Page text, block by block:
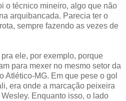
o técnico mineiro, algo que não
arquibancada. Parecia ter o
sempre fazendo as vezes de
ele, por exemplo, porque
para mexer no mesmo setor da
Atlético-MG. Em que pese o gol
era onde a marcação peixeira
Enquanto isso, o lado